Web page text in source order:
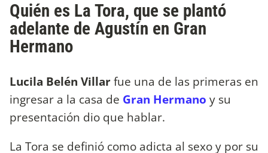
Quién es La Tora, que se plantó
adelante de Agustín en Gran
Hermano
Lucila Belén Villarfue una de las primeras en
ingresar a la casa de Gran Hermano y su
presentación dio que hablar.
La Tora se definió como adicta al sexo y por su